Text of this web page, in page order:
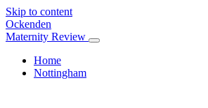
Skip to content
Ockenden
Maternity Review
Home
Nottingham